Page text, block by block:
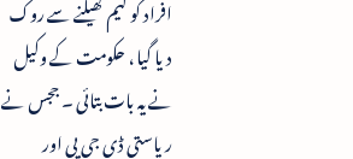
افراد کو گیم کھیلنے سے روک
دیا گیا ، حکومت کے وکیل
نے یہ بات بتائی ۔ ججس نے
ریاستی ڈی جی پی اور